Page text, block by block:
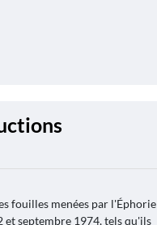
fouilles menées par l'Éphorie
septembre 1974, tels qu'ils